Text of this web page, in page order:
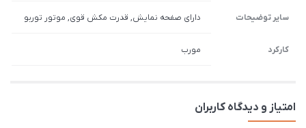
سایر توضیحات دارای صفحه نمایش, قدرت مکش قوی, موتور توربو
کارکرد مورب
امتیاز و دیدگاه کاربران